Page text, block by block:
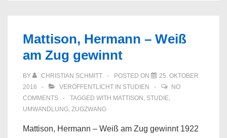
Mattison, Hermann – Weiß
am Zug gewinnt
BY CHRISTIAN SCHMITT POSTED ON
25. OKTOBER
2016
VERÖFFENTLICHT IN STUDIEN
NO
COMMENTS
TAGGED WITH MATTISON , STUDIE,
UMWANDLUNG, ZUGZWANG
Mattison, Hermann – Weiß am Zug gewinnt 1922